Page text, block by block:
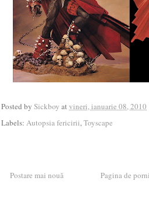
Posted by Sickboy atvineri, ianuarie 08, 2010
Labels: Autopsia fericirii, Toyscape
Postare mai nouă Pagina de